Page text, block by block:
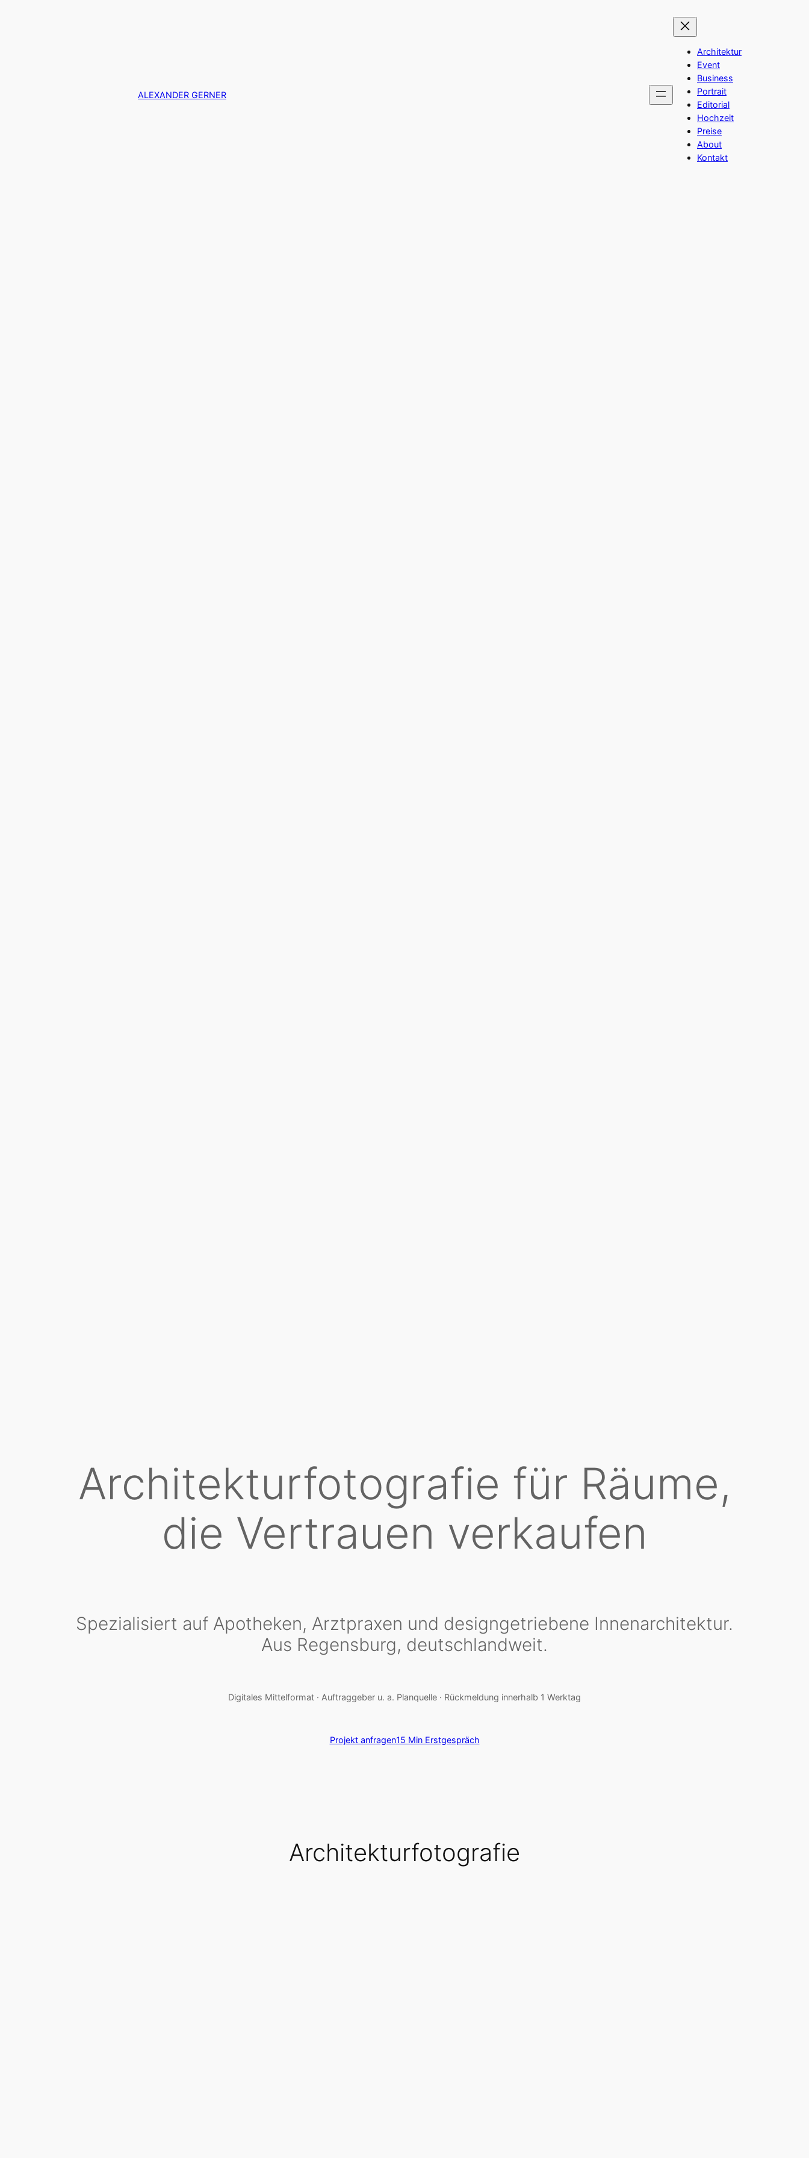
ALEXANDER GERNER
Architektur
Event
Business
Portrait
Editorial
Hochzeit
Preise
About
Kontakt
Architekturfotografie für Räume,
die Vertrauen verkaufen
Spezialisiert auf Apotheken, Arztpraxen und designgetriebene Innenarchitektur.
Aus Regensburg, deutschlandweit.
Digitales Mittelformat · Auftraggeber u. a. Planquelle · Rückmeldung innerhalb 1 Werktag
Projekt anfragen15 Min Erstgespräch
Architekturfotografie